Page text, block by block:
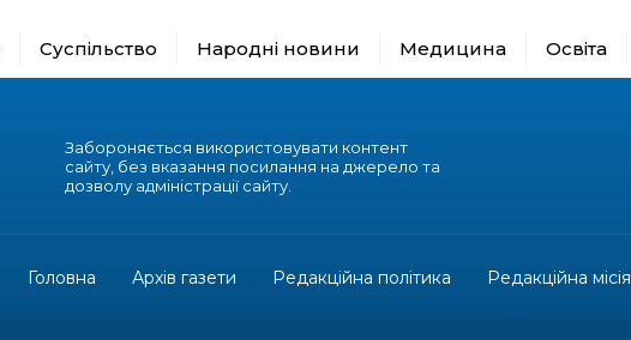
Суспільство Народні новини Медицина Освіта
Забороняється використовувати контент
сайту, без вказання посилання на джерело та
дозволу адміністрації сайту.
Головна Архів газети Редакційна політика Редакційна місія